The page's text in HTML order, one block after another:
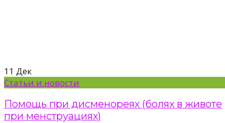
11 Дек
Статьи и новости
Помощь при дисменореях (болях в животе
при менструациях)